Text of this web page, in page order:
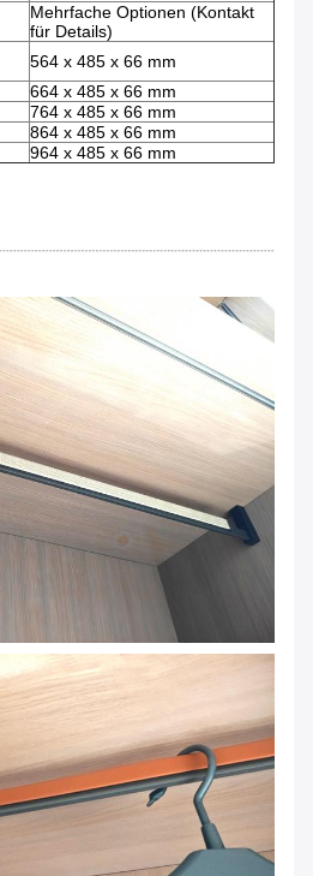
Mehrfache Optionen (Kontakt
für Details)
564 x 485 x 66 mm
664 x 485 x 66 mm
764 x 485 x 66 mm
864 x 485 x 66 mm
964 x 485 x 66 mm